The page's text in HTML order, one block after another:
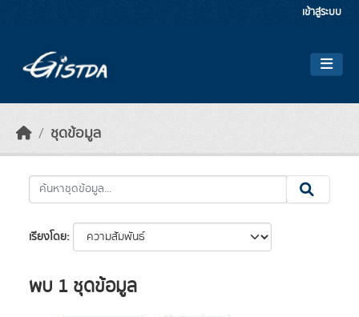
เข้าสู่ระบบ
ชุดข้อมูล
เรียงโดย
พบ 1 ชุดข้อมูล